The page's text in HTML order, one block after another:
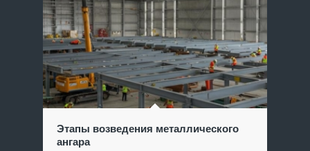
Этапы возведения металлического
ангара